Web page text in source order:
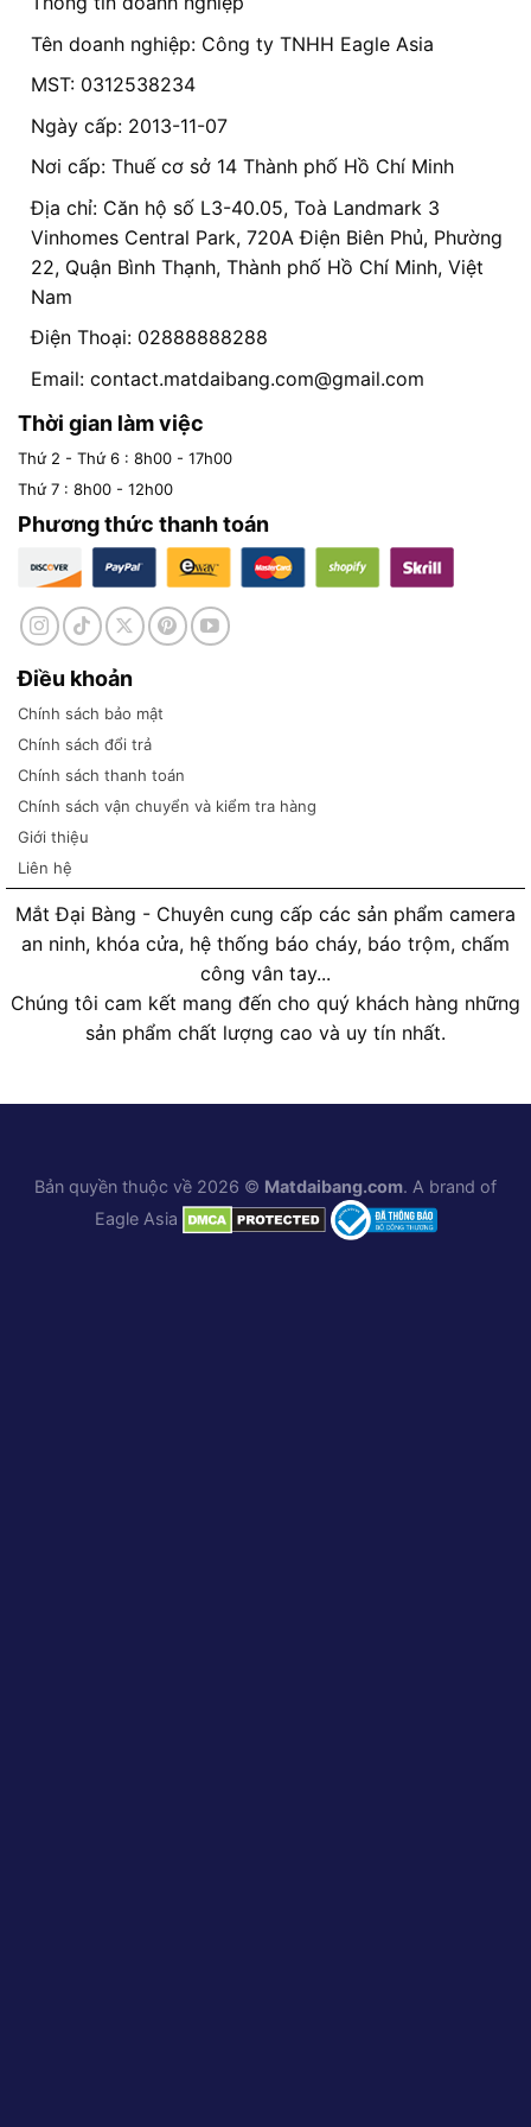
Tên doanh nghiệp: Công ty TNHH Eagle Asia
MST: 0312538234
Ngày cấp: 2013-11-07
Nơi cấp: Thuế cơ sở 14 Thành phố Hồ Chí Minh
Địa chỉ: Căn hộ số L3-40.05, Toà Landmark 3
Vinhomes Central Park, 720A Điện Biên Phủ, Phường
22, Quận Bình Thạnh, Thành phố Hồ Chí Minh, Việt
Nam
Điện Thoại: 02888888288
Email: contact.matdaibang.com@gmail.com
Thời gian làm việc
Thứ 2 - Thứ 6 : 8h00 - 17h00
Thứ 7 : 8h00 - 12h00
Phương thức thanh toán
Điều khoản
Chính sách bảo mật
Chính sách đổi trả
Chính sách thanh toán
Chính sách vận chuyển và kiểm tra hàng
Giới thiệu
Liên hệ
Mắt Đại Bàng - Chuyên cung cấp các sản phẩm camera
an ninh, khóa cửa, hệ thống báo cháy, báo trộm, chấm
công vân tay...
Chúng tôi cam kết mang đến cho quý khách hàng những
sản phẩm chất lượng cao và uy tín nhất.
Bản quyền thuộc về 2026 © Matdaibang.com. A brand of
Eagle Asia